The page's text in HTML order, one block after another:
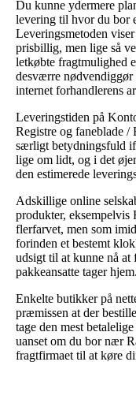
Du kunne ydermere
levering til hvor du bor
Leveringsmetoden
prisbillig, men lige så
letkøbte fragtmulighed
desværre
internet forhandlerens
Leveringstiden på
Registre og faneblade /
særligt betydningsfuld
lige om lidt, og i det
den estimerede
Adskillige online
produkter, eksempelvis
flerfarvet, men som
forinden et bestemt
udsigt til at kunne nå at
pakkeansatte tager hjem.
Enkelte butikker på
præmissen at der
tage den mest
uanset om du bor nær
fragtfirmaet til at køre